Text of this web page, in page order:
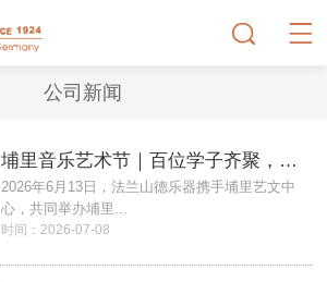
公司新闻
埔里音乐艺术节｜百位学子齐聚，体验来自德国的好琴声-法兰山德
2026年6月13日，法兰山德乐器携手埔里艺文中
心，共同举办埔里...
时间：2026-07-08